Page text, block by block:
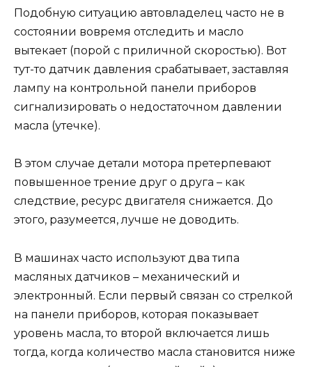
Подобную ситуацию автовладелец часто не в
состоянии вовремя отследить и масло
вытекает (порой с приличной скоростью). Вот
тут-то датчик давления срабатывает, заставляя
лампу на контрольной панели приборов
сигнализировать о недостаточном давлении
масла (утечке).
В этом случае детали мотора претерпевают
повышенное трение друг о друга – как
следствие, ресурс двигателя снижается. До
этого, разумеется, лучше не доводить.
В машинах часто используют два типа
масляных датчиков – механический и
электронный. Если первый связан со стрелкой
на панели приборов, которая показывает
уровень масла, то второй включается лишь
тогда, когда количество масла становится ниже